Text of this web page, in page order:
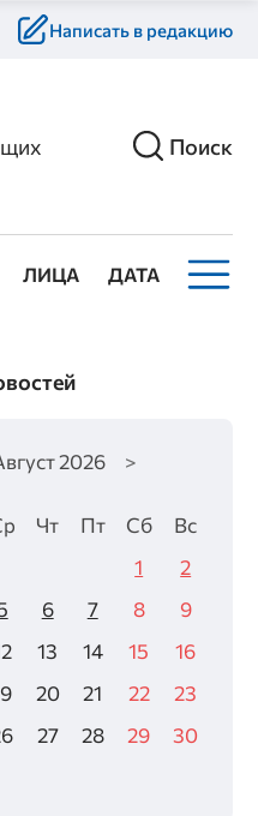
Написать в редакцию
Поиск
ЛИЦА ДАТА
2026 >
Чт Пт Сб
Вс
1
2
6 7 8
9
13 14 15
16
20 21 22
23
27 28 29
30